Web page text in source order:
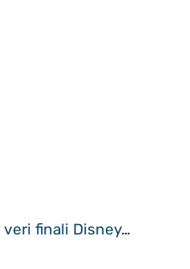
veri finali Disney…